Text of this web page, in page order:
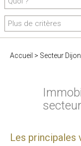
Accueil > Secteur
Les principales